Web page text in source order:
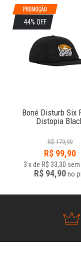
44% OFF
Boné Disturb Six
Distopia
R$ 179,90
R$ 99,90
3 xde R$ 33,30
R$ 94,90no